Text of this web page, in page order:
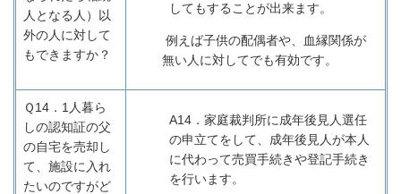
人となる人）以
外の人に対して
もできますか？
してもすることが出来ます。
例えば子供の配偶者や、血縁関係が
無い人に対してでも有効です。
Ｑ14． 1 人暮ら
しの認知証の父
の自宅を売却し
て、施設に入れ
たいのですがど
A14 ．家庭裁判所に成年後見人選任
の申立てをして、成年後見人が本人
に代わって売買手続きや登記手続き
を行います。